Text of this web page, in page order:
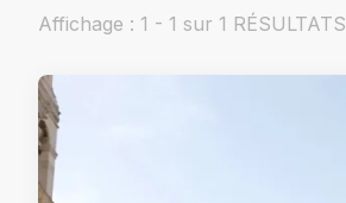
Affichage : 1 - 1 sur 1 RÉSULTATS